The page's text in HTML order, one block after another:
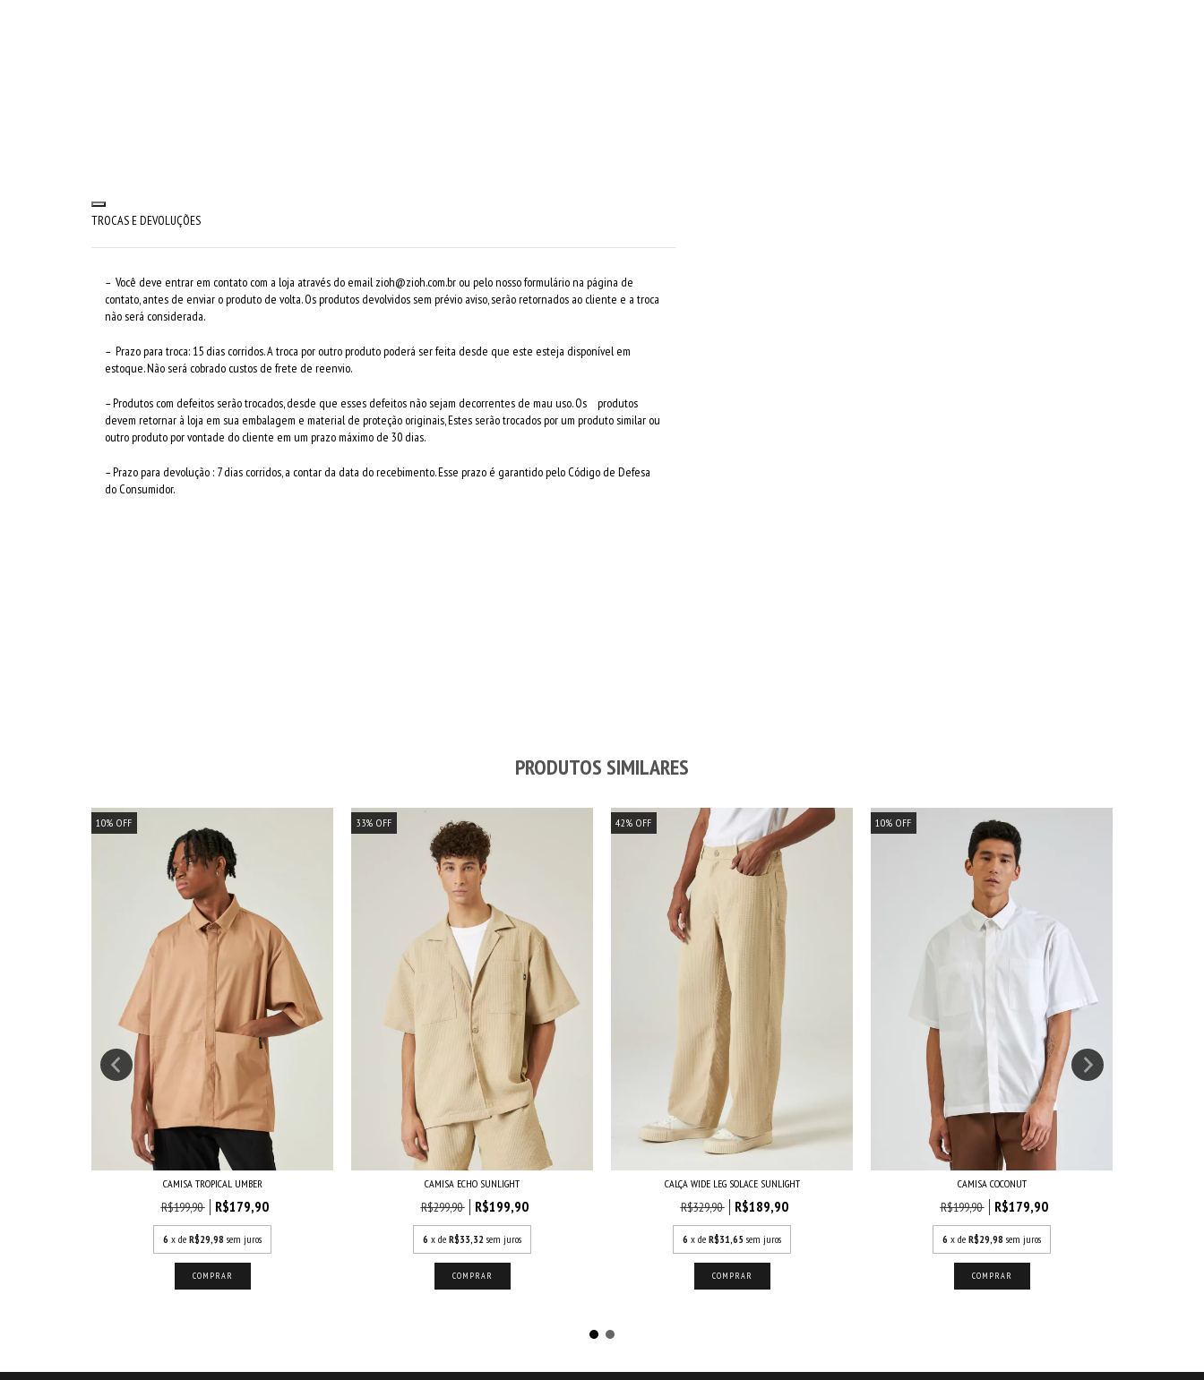
TROCAS E DEVOLUÇÕES
– Você deve entrar em contato com a loja através do emailzioh@zioh.com.br ou pelo nosso formulário na página de
contato, antes de enviar o produto de volta. Os produtos devolvidos sem prévio aviso, serão retornados ao cliente e a troca
não será considerada.
– Prazo para troca: 15 dias corridos. A troca por outro produto poderá ser feita desde que este esteja disponível em
estoque. Não será cobrado custos de frete de reenvio.
– Produtos com defeitos serão trocados, desde que esses defeitos não sejam decorrentes de mau uso. Os produtos
devem retornar à loja em sua embalagem e material de proteção originais, Estes serão trocados por um produto similar ou
outro produto por vontade do cliente em um prazo máximo de 30 dias.
– Prazo para devolução : 7 dias corridos, a contar da data do recebimento. Esse prazo é garantido pelo Código de Defesa
do Consumidor.
PRODUTOS SIMILARES
10% OFF
CAMISA TROPICAL UMBER
R$199,90 R$179,90
6 x de R$29,98 sem juros
COMPRAR
33% OFF
CAMISA ECHO SUNLIGHT
R$299,90 R$199,90
6 x de R$33,32 sem juros
COMPRAR
42% OFF
CALÇA WIDE LEG SOLACE SUNLIGHT
R$329,90 R$189,90
6 x de R$31,65 sem juros
COMPRAR
10% OFF
CAMISA COCONUT
R$199,90 R$179,90
6 x de R$29,98 sem juros
COMPRAR